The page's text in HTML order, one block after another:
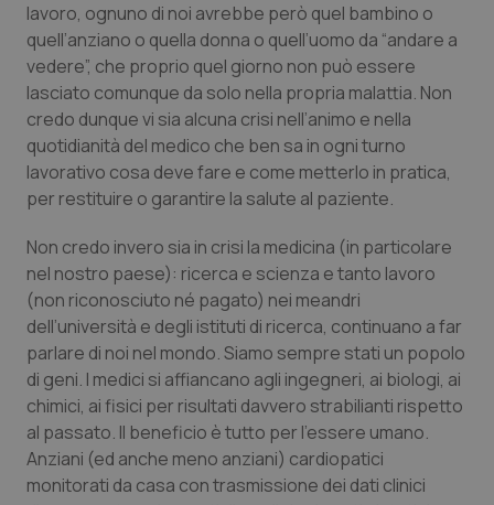
Provincia Autonoma di Bolzano
Provincia Autonoma di Trento
Puglia
Sardegna
Sicilia
Toscana
Umbria
Valle D’Aosta
Veneto
Infezioni & Febbre
Ipertensione & Scompenso
Malattie rare
Malattia di Crohn & Rettocolite Ulcerosa
Neuroscienze & patologie neurodegenerative
Obesità
Oftalmologia
Oncodermatologia
Oncoematologia
lavoro, ognuno di noi avrebbe però quel bambino o
quell’anziano o quella donna o quell’uomo da “andare a
vedere”, che proprio quel giorno non può essere
lasciato comunque da solo nella propria malattia. Non
credo dunque vi sia alcuna crisi nell’animo e nella
quotidianità del medico che ben sa in ogni turno
lavorativo cosa deve fare e come metterlo in pratica,
per restituire o garantire la salute al paziente.
Non credo invero sia in crisi la medicina (in particolare
nel nostro paese): ricerca e scienza e tanto lavoro
(non riconosciuto né pagato) nei meandri
dell’università e degli istituti di ricerca, continuano a far
parlare di noi nel mondo. Siamo sempre stati un popolo
di geni. I medici si affiancano agli ingegneri, ai biologi, ai
chimici, ai fisici per risultati davvero strabilianti rispetto
al passato. Il beneficio è tutto per l’essere umano.
Anziani (ed anche meno anziani) cardiopatici
monitorati da casa con trasmissione dei dati clinici